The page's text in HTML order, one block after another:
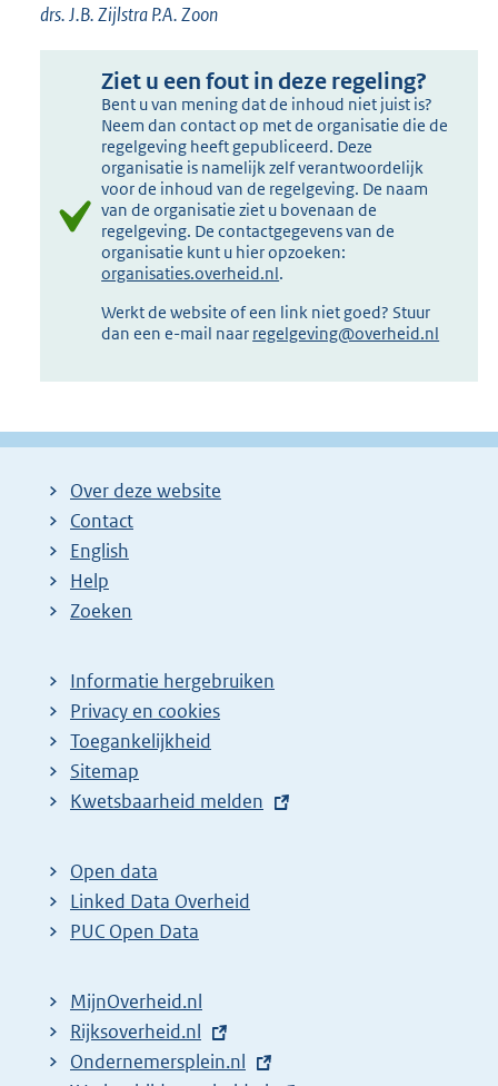
drs. J.B. Zijlstra P.A. Zoon
Ziet u een fout in deze regeling?
Bent u van mening dat de inhoud niet juist is?
Neem dan contact op met de organisatie die de
regelgeving heeft gepubliceerd. Deze
organisatie is namelijk zelf verantwoordelijk
voor de inhoud van de regelgeving. De naam
van de organisatie ziet u bovenaan de
regelgeving. De contactgegevens van de
organisatie kunt u hier opzoeken:
organisaties.overheid.nl.
Werkt de website of een link niet goed? Stuur
dan een e-mail naar regelgeving@overheid.nl
Over deze website
Contact
English
Help
Zoeken
Informatie hergebruiken
Privacy en cookies
Toegankelijkheid
Sitemap
E
t
e
r
l
i
n
Kwetsbaarheid melden
Open data
Linked Data Overheid
PUC Open Data
MijnOverheid.nl
E
x
Rijksoverheid.nl
E
Ondernemersplein.nl